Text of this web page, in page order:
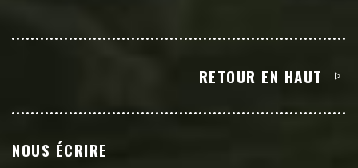
RETOUR EN HAUT
NOUS ÉCRIRE